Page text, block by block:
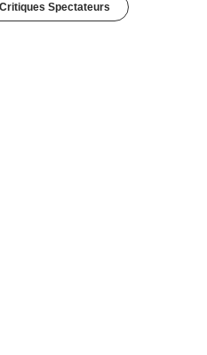
Spectateurs